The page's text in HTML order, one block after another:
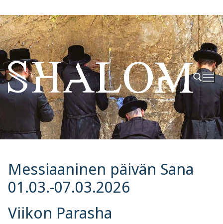
Hyppää
sisältöön
Hae:
Messiaaninen päivän Sana
01.03.-07.03.2026
Viikon Parasha